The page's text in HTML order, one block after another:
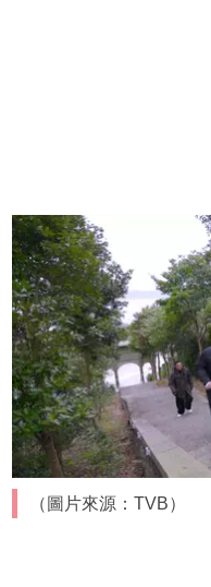
（圖片來源：TVB）